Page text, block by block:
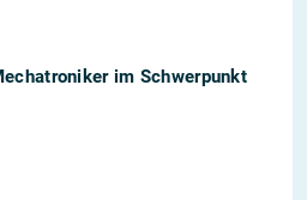
im Schwerpunkt